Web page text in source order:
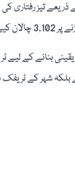
بنانے کے لیے
شہر کے ٹریفک